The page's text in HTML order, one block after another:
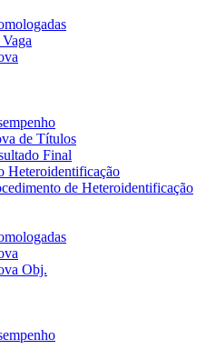
de Títulos
Final
Heteroidentificação
de Heteroidentificação
Obj.